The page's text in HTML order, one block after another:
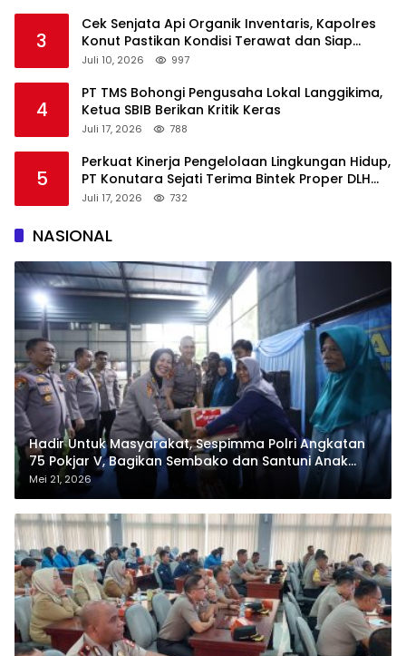
3
Cek Senjata Api Organik Inventaris, Kapolres
Konut Pastikan Kondisi Terawat dan Siap
Digunakan
Juli 10, 2026 997
4
PT TMS Bohongi Pengusaha Lokal Langgikima,
Ketua SBIB Berikan Kritik Keras
Juli 17, 2026 788
5
Perkuat Kinerja Pengelolaan Lingkungan Hidup,
PT Konutara Sejati Terima Bintek Proper DLH
Sultra
Juli 17, 2026 732
NASIONAL
Hadir Untuk Masyarakat, Sespimma Polri Angkatan
75 Pokjar V, Bagikan Sembako dan Santuni Anak
Yatim
Mei 21, 2026